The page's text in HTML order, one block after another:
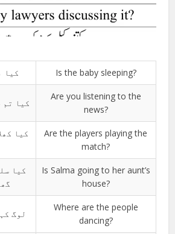
کیا Is the baby sleeping?
کیا تم
Are you listening to the
news?
کیا
Are the players playing the
match?
کیا
Is Salma going to her aunt’s
house?
لوگ
Where are the people
dancing?